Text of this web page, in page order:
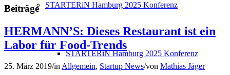
STARTERiN Hamburg 2025 Konferenz
STARTERiN Hamburg 2025 Konferenz
Beiträge
HERMANN’S: Dieses Restaurant ist ein
Labor für Food-Trends
25. März 2019/inAllgemein, Startup News/von Mathias Jäger